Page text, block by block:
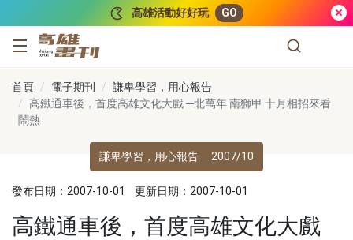
高雄活動好好玩 GO
高雄畫刊
首頁 電子期刊
謙卑學習，用心報告
高鐵通車後，首度高雄文化大戲 ─北萬年 南獅甲 十月相招來看
鬧熱
謙卑學習，用心報告 2007/10
發布日期：2007-10-01 更新日期：2007-10-01
高鐵通車後，首度高雄文化大戲